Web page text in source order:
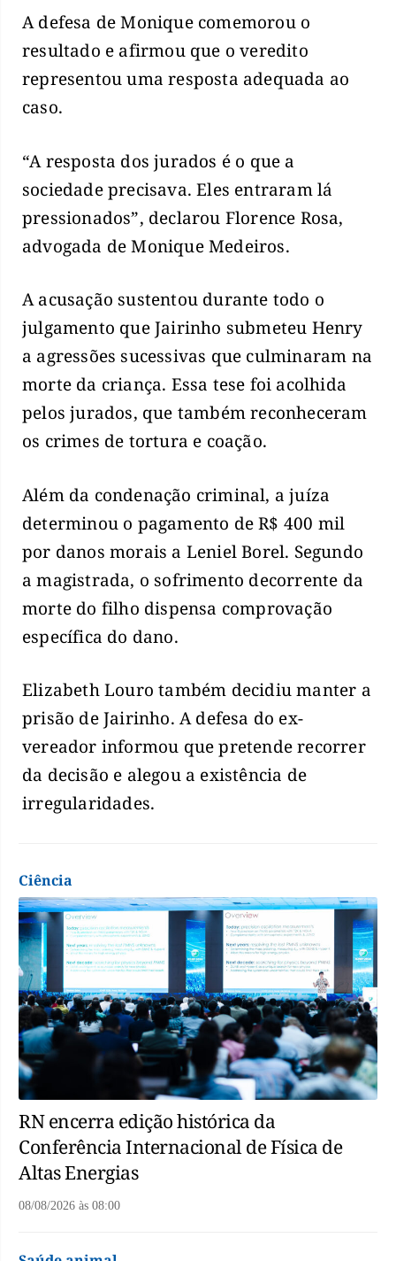
A defesa de Monique comemorou o
resultado e afirmou que o veredito
representou uma resposta adequada ao
caso.
“A resposta dos jurados é o que a
sociedade precisava. Eles entraram lá
pressionados”, declarou Florence Rosa,
advogada de Monique Medeiros.
A acusação sustentou durante todo o
julgamento que Jairinho submeteu Henry
a agressões sucessivas que culminaram na
morte da criança. Essa tese foi acolhida
pelos jurados, que também reconheceram
os crimes de tortura e coação.
Além da condenação criminal, a juíza
determinou o pagamento de R$ 400 mil
por danos morais a Leniel Borel. Segundo
a magistrada, o sofrimento decorrente da
morte do filho dispensa comprovação
específica do dano.
Elizabeth Louro também decidiu manter a
prisão de Jairinho. A defesa do ex-
vereador informou que pretende recorrer
da decisão e alegou a existência de
irregularidades.
Ciência
RN encerra edição histórica da
Conferência Internacional de Física de
Altas Energias
08/08/2026 às 08:00